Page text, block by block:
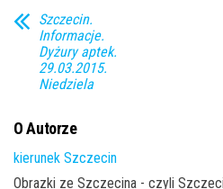
Szczecin.
Informacje.
Dyżury aptek.
29.03.2015.
Niedziela
O Autorze
kierunek Szczecin
Obrazki ze Szczecina - czyli